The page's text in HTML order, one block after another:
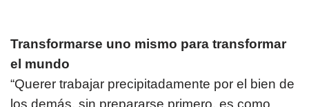
Transformarse uno mismo para transformar
el mundo
“Querer trabajar precipitadamente por el bien de
los demás, sin prepararse primero, es como